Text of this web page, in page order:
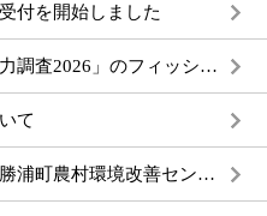
付を開始しました
【注意】総務省を装った「労働力調査2026」のフィッシングメールが急増しています
て
【入札・契約情報】令和８年度勝浦町農村環境改善センター長寿命化改修工事設計業務